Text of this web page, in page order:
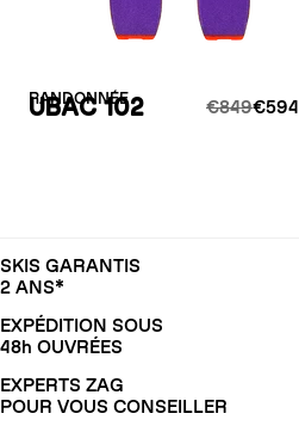
RANDONNÉE
UBAC 102 €849
SKIS GARANTIS
2 ANS*
EXPÉDITION SOUS
48h OUVRÉES
EXPERTS ZAG
POUR VOUS CONSEILLER